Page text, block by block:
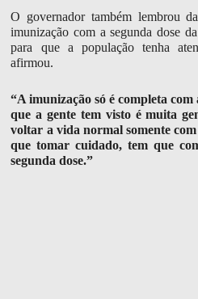
O governador também lembrou
imunização com a segunda dose
para que a população tenha
afirmou.
“A imunização só é completa
que a gente tem visto é muita
voltar a vida normal somente
que tomar cuidado, tem que
segunda dose.”